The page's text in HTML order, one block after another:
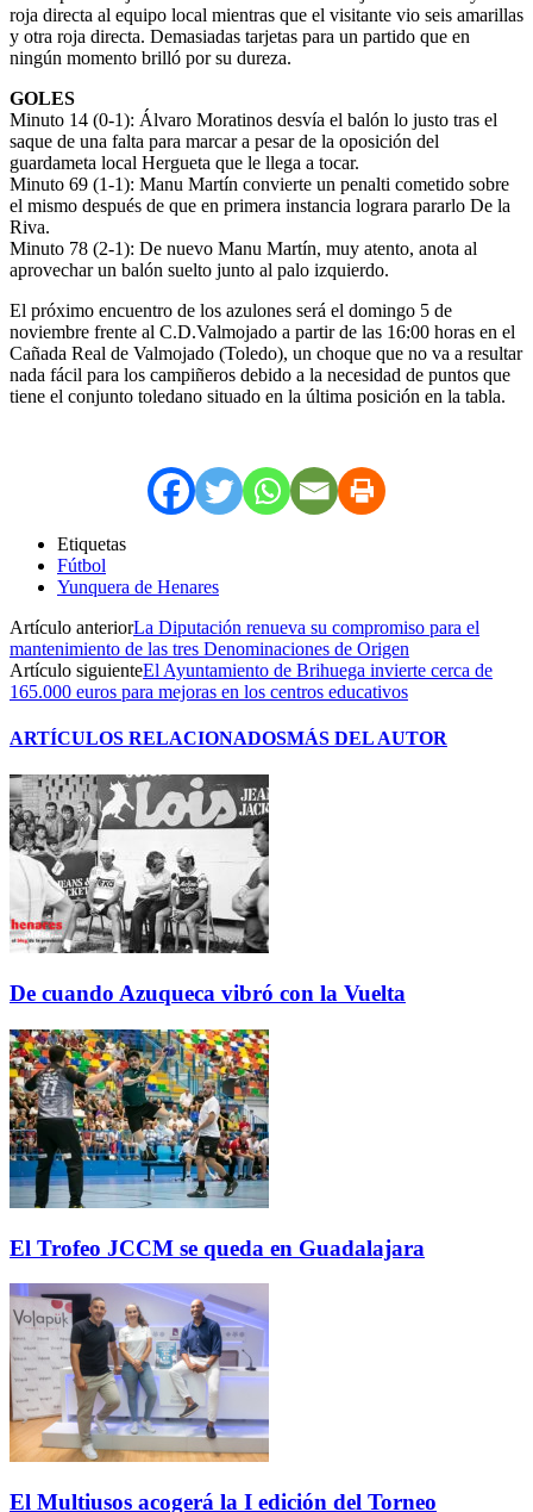
roja directa al equipo local mientras que el visitante vio seis amarillas
y otra roja directa. Demasiadas tarjetas para un partido que en
ningún momento brilló por su dureza.
GOLES
Minuto 14 (0-1): Álvaro Moratinos desvía el balón lo justo tras el
saque de una falta para marcar a pesar de la oposición del
guardameta local Hergueta que le llega a tocar.
Minuto 69 (1-1): Manu Martín convierte un penalti cometido sobre
el mismo después de que en primera instancia lograra pararlo De la
Riva.
Minuto 78 (2-1): De nuevo Manu Martín, muy atento, anota al
aprovechar un balón suelto junto al palo izquierdo.
El próximo encuentro de los azulones será el domingo 5 de
noviembre frente al C.D.Valmojado a partir de las 16:00 horas en el
Cañada Real de Valmojado (Toledo), un choque que no va a resultar
nada fácil para los campiñeros debido a la necesidad de puntos que
tiene el conjunto toledano situado en la última posición en la tabla.
Etiquetas
Fútbol
Yunquera de Henares
Artículo anteriorLa Diputación renueva su compromiso para el
mantenimiento de las tres Denominaciones de Origen
Artículo siguienteEl Ayuntamiento de Brihuega invierte cerca de
165.000 euros para mejoras en los centros educativos
ARTÍCULOS RELACIONADOSMÁS DEL AUTOR
De cuando Azuqueca vibró con la Vuelta
El Trofeo JCCM se queda en Guadalajara
El Multiusos acogerá la I edición del Torneo